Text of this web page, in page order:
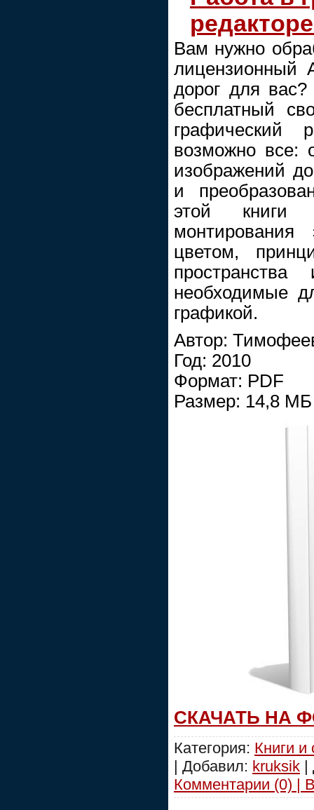
Вам нужно
лицензионный
дорог для
бесплатный
возможно все:
изображений
и
этой книги
цветом,
необходимые
графикой.
Автор:
Год: 2010
Формат: PDF
Размер: 14,8 МБ
СКАЧАТЬ НА
Категория: Книги и
| Добавил: kruksik
Комментарии (0) |